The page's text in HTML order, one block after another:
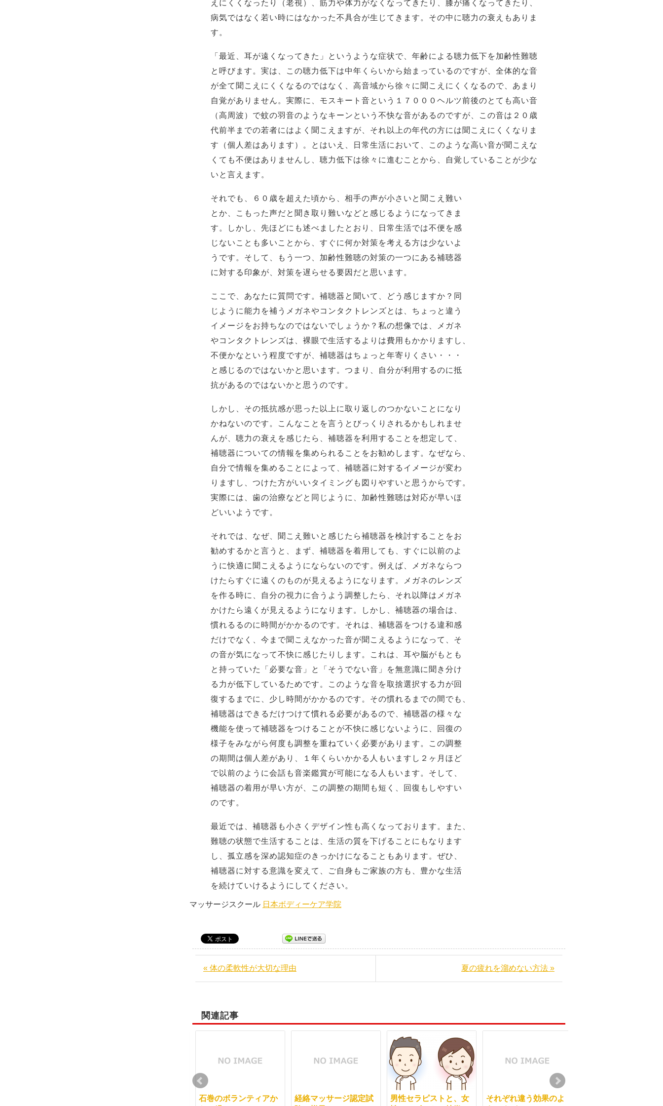
えにくくなったり（老視）、筋力や体力がなくなってきたり、膝が痛くなってきたり、
病気ではなく若い時にはなかった不具合が生じてきます。その中に聴力の衰えもありま
す。
「最近、耳が遠くなってきた」というような症状で、年齢による聴力低下を加齢性難聴
と呼びます。実は、この聴力低下は中年くらいから始まっているのですが、全体的な音
が全て聞こえにくくなるのではなく、高音域から徐々に聞こえにくくなるので、あまり
自覚がありません。実際に、モスキート音という１７０００ヘルツ前後のとても高い音
（高周波）で蚊の羽音のようなキーンという不快な音があるのですが、この音は２０歳
代前半までの若者にはよく聞こえますが、それ以上の年代の方には聞こえにくくなりま
す（個人差はあります）。とはいえ、日常生活において、このような高い音が聞こえな
くても不便はありませんし、聴力低下は徐々に進むことから、自覚していることが少な
いと言えます。
それでも、６０歳を超えた頃から、相手の声が小さいと聞こえ難い
とか、こもった声だと聞き取り難いなどと感じるようになってきま
す。しかし、先ほどにも述べましたとおり、日常生活では不便を感
じないことも多いことから、すぐに何か対策を考える方は少ないよ
うです。そして、もう一つ、加齢性難聴の対策の一つにある補聴器
に対する印象が、対策を遅らせる要因だと思います。
ここで、あなたに質問です。補聴器と聞いて、どう感じますか？同
じように能力を補うメガネやコンタクトレンズとは、ちょっと違う
イメージをお持ちなのではないでしょうか？私の想像では、メガネ
やコンタクトレンズは、裸眼で生活するよりは費用もかかりますし、
不便かなという程度ですが、補聴器はちょっと年寄りくさい・・・
と感じるのではないかと思います。つまり、自分が利用するのに抵
抗があるのではないかと思うのです。
しかし、その抵抗感が思った以上に取り返しのつかないことになり
かねないのです。こんなことを言うとびっくりされるかもしれませ
んが、聴力の衰えを感じたら、補聴器を利用することを想定して、
補聴器についての情報を集められることをお勧めします。なぜなら、
自分で情報を集めることによって、補聴器に対するイメージが変わ
りますし、つけた方がいいタイミングも図りやすいと思うからです。
実際には、歯の治療などと同じように、加齢性難聴は対応が早いほ
どいいようです。
それでは、なぜ、聞こえ難いと感じたら補聴器を検討することをお
勧めするかと言うと、まず、補聴器を着用しても、すぐに以前のよ
うに快適に聞こえるようにならないのです。例えば、メガネならつ
けたらすぐに遠くのものが見えるようになります。メガネのレンズ
を作る時に、自分の視力に合うよう調整したら、それ以降はメガネ
かけたら遠くが見えるようになります。しかし、補聴器の場合は、
慣れるるのに時間がかかるのです。それは、補聴器をつける違和感
だけでなく、今まで聞こえなかった音が聞こえるようになって、そ
の音が気になって不快に感じたりします。これは、耳や脳がもとも
と持っていた「必要な音」と「そうでない音」を無意識に聞き分け
る力が低下しているためです。このような音を取捨選択する力が回
復するまでに、少し時間がかかるのです。その慣れるまでの間でも、
補聴器はできるだけつけて慣れる必要があるので、補聴器の様々な
機能を使って補聴器をつけることが不快に感じないように、回復の
様子をみながら何度も調整を重ねていく必要があります。この調整
の期間は個人差があり、１年くらいかかる人もいますし２ヶ月ほど
で以前のように会話も音楽鑑賞が可能になる人もいます。そして、
補聴器の着用が早い方が、この調整の期間も短く、回復もしやすい
のです。
最近では、補聴器も小さくデザイン性も高くなっております。また、
難聴の状態で生活することは、生活の質を下げることにもなります
し、孤立感を深め認知症のきっかけになることもあります。ぜひ、
補聴器に対する意識を変えて、ご自身もご家族の方も、豊かな生活
を続けていけるようにしてください。
マッサージスクール 日本ボディーケア学院
« 体の柔軟性が大切な理由 夏の疲れを溜めない方法 »
関連記事
石巻のボランティアか
経絡マッサージ認定試
男性セラピストと、女
それぞれ違う効果のよ